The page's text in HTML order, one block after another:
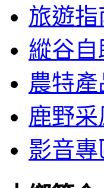
旅遊指
縱谷
農特產
鹿野采
影音專